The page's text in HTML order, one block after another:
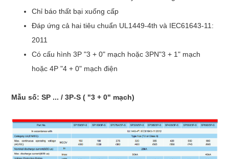
Chỉ báo thất bại xuống cấp
Đáp ứng cả hai tiêu chuẩn UL1449-4th và IEC61643-11:
2011
Có cấu hình 3P "3 + 0" mạch hoặc 3PN"3 + 1" mạch
hoặc 4P "4 + 0" mạch điện
Mẫu số: SP ... / 3P-S ( "3 + 0" mạch)